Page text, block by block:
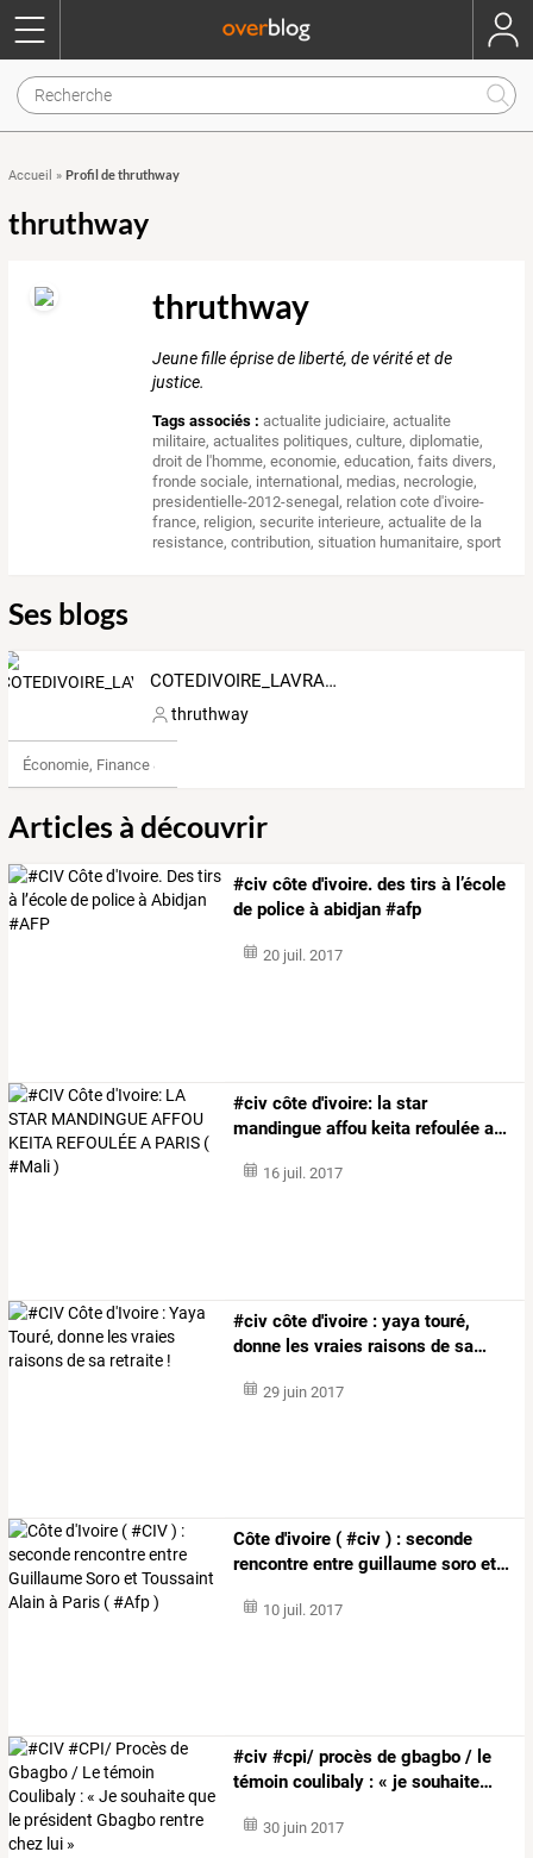
Accueil » Profil de thruthway
thruthway
thruthway
Jeune fille éprise de liberté, de vérité et de
justice.
Tags associés : actualite judiciaire,actualite
militaire,actualites politiques,culture,diplomatie,
droit de l'homme,economie,education,faits divers,
fronde sociale, international, medias, necrologie,
presidentielle-2012-senegal, relation cote d'ivoire-
france, religion,securite interieure,actualite de la
resistance,contribution,situation humanitaire,sport
Ses blogs
COTEDIVOIRE_LAVRAIE
thruthway
Économie, Finance & Droit
Articles à découvrir
#civ côte d'ivoire. des tirs à l’école
de police à abidjan #afp
20 juil. 2017
#civ côte d'ivoire: la star
mandingue affou keita refoulée a…
16 juil. 2017
#civ côte d'ivoire : yaya touré,
donne les vraies raisons de sa…
29 juin 2017
Côte d'ivoire ( #civ ) : seconde
rencontre entre guillaume soro et…
10 juil. 2017
#civ #cpi/ procès de gbagbo / le
témoin coulibaly : « je souhaite…
30 juin 2017